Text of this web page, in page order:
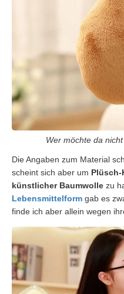
Wer möchte da
Die Angaben zum Material
scheint sich aber um
künstlicher Baumwolle zu
Lebensmittelform gab es
finde ich aber allein wegen